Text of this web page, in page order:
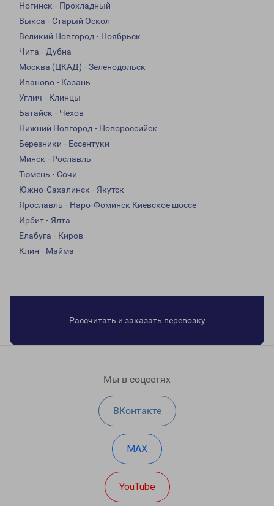
Ногинск - Прохладный
Выкса - Старый Оскол
Великий Новгород - Ноябрьск
Чита - Дубна
Москва (ЦКАД) - Зеленодольск
Иваново - Казань
Углич - Клинцы
Батайск - Чехов
Нижний Новгород - Новороссийск
Березники - Ессентуки
Минск - Рославль
Тюмень - Сочи
Южно-Сахалинск - Якутск
Ярославль - Наро-Фоминск Киевское шоссе
Ирбит - Ялта
Елабуга - Киров
Клин - Майма
Рассчитать и заказать перевозку
Мы в соцсетях
ВКонтакте
MAX
YouTube